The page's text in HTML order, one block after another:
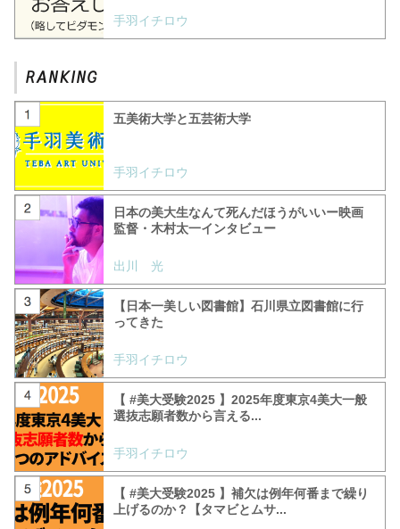
手羽イチロウ
五美術大学と五芸術大学
手羽イチロウ
日本の美大生なんて死んだほうがいいー映画
監督・木村太一インタビュー
出川 光
【日本一美しい図書館】石川県立図書館に行
ってきた
手羽イチロウ
【 #美大受験2025 】2025年度東京4美大一般
選抜志願者数から言える...
手羽イチロウ
【 #美大受験2025 】補欠は例年何番まで繰り
上げるのか？【タマビとムサ...